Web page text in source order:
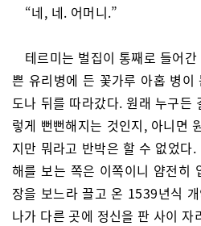
“네, 네. 어머니.”
테르미는 벌집이 통째로 들어
쁜 유리병에 든 꽃가루 아홉 병이
도나 뒤를 따라갔다. 원래 누구든
렇게 뻔뻔해지는 것인지, 아니면
지만 뭐라고 반박은 할 수 없었다
해를 보는 쪽은 이쪽이니 얌전히
장을 보느라 끌고 온 1539년식
나가 다른 곳에 정신을 판 사이 자